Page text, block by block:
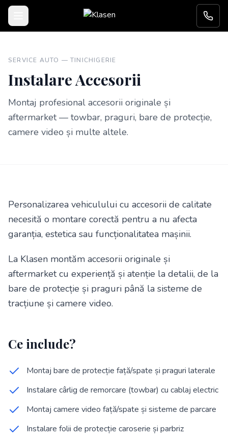
Sari la conținut
SERVICE AUTO — TINICHIGERIE
Instalare Accesorii
Montaj profesional accesorii originale și
aftermarket — towbar, praguri, bare de protecție,
camere video și multe altele.
Personalizarea vehiculului cu accesorii de calitate
necesită o montare corectă pentru a nu afecta
garanția, estetica sau funcționalitatea mașinii.
La Klasen montăm accesorii originale și
aftermarket cu experiență și atenție la detalii, de la
bare de protecție și praguri până la sisteme de
tracțiune și camere video.
Ce include?
Montaj bare de protecție față/spate și praguri laterale
Instalare cârlig de remorcare (towbar) cu cablaj electric
Montaj camere video față/spate și sisteme de parcare
Instalare folii de protecție caroserie și parbriz